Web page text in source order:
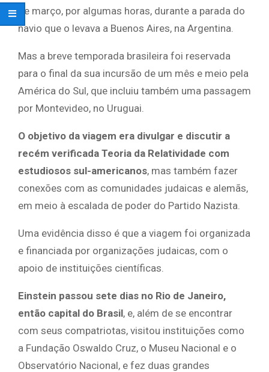
de março, por algumas horas, durante a parada do
navio que o levava a Buenos Aires, na Argentina.
Mas a breve temporada brasileira foi reservada
para o final da sua incursão de um mês e meio pela
América do Sul, que incluiu também uma passagem
por Montevideo, no Uruguai.
O objetivo da viagem era divulgar e discutir a
recém verificada Teoria da Relatividade com
estudiosos sul-americanos, mas também fazer
conexões com as comunidades judaicas e alemãs,
em meio à escalada de poder do Partido Nazista.
Uma evidência disso é que a viagem foi organizada
e financiada por organizações judaicas, com o
apoio de instituições científicas.
Einstein passou sete dias no Rio de Janeiro,
então capital do Brasil, e, além de se encontrar
com seus compatriotas, visitou instituições como
a Fundação Oswaldo Cruz, o Museu Nacional e o
Observatório Nacional, e fez duas grandes